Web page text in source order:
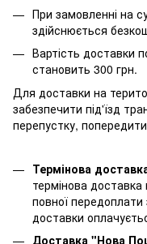
При замовленні на
здійснюється
Вартість доставки
становить 300 грн.
Для доставки на
забезпечити під'їзд
перепустку,
Термінова
термінова
повної
доставки
Доставка "Нова